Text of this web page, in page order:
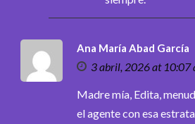
Ana María Abad García
3 abril, 2026 at 10:07
Madre mía, Edita,
el agente con esa